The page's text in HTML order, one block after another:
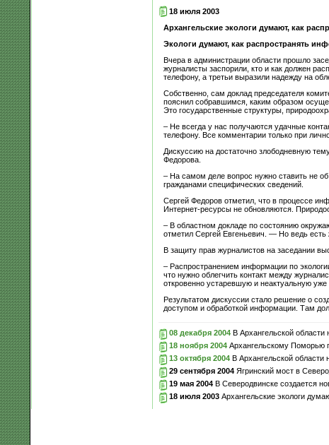
18 июля 2003
Архангельские экологи думают, как
Экологи думают, как распространять
Вчера в администрации области прошло
журналисты заспорили, кто и как должен
телефону, а третьи выразили надежду на
Собственно, сам доклад председателя
пояснил собравшимся, каким образом
Это государственные структуры,
– Не всегда у нас получаются удачные
телефону. Все комментарии только при
Дискуссию на достаточно злободневную
Федорова.
– На самом деле вопрос нужно ставить не
гражданами специфических сведений.
Сергей Федоров отметил, что в процессе
Интернет-ресурсы не обновляются.
– В областном докладе по состоянию
отметил Сергей Евгеньевич. — Но ведь
В защиту прав журналистов на заседании
– Распространением информации по
что нужно облегчить контакт между
откровенно устаревшую и неактуальную
Результатом дискуссии стало решение о
доступом и обработкой информации. Там
08 декабря 2004В Архангельской области
18 ноября 2004Архангельскому Поморью
13 октября 2004В Архангельской области
29 сентября 2004Ягринский мост в
19 мая 2004В Северодвинске создается
18 июля 2003Архангельские экологи